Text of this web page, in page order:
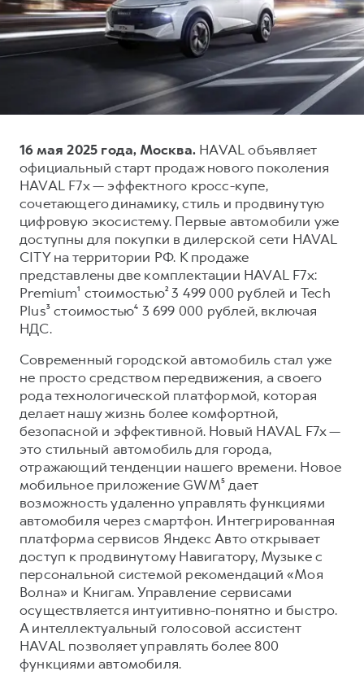
DARGO X
от 3 499 000 ₽
от 2 899 000 ₽
F7X
от 3 599 000 ₽
POER
от 3 449 000 ₽
Тест-драйв
Трейд-ин
КРЕДИТ И СТРАХОВАНИЕ
Страхование
Кредит
КОРПОРАТИВНЫМ КЛИЕНТАМ
Для малого бизнеса
Корпоративным клиентам
Крупным корпоративным клиентам
Система управления автопарком GWM Fleet
Сервис для корпоративных клиентов
HAVAL Лизинг
АКСЕССУАРЫ HAVAL
Автомобильные аксессуары
Коллекция CITY
Коллекция Базовая
Коллекция Детская
СЕРВИСНОЕ ОБСЛУЖИВАНИЕ
Нулевое ТО
Программа «Помощь на дороге»
Регламенты технического обслуживания
ПОДДЕРЖКА
GWM Безопасность
Гарантия HAVAL
Мобильное приложение GWM
Программа «HAVAL Защита+»
Руководства по эксплуатации
Подписки
АКСЕССУАРЫ HAVAL
Автомобильные аксессуары
Коллекция CITY
Коллекция Базовая
Коллекция Детская
О дилере
Наша команда
16 мая 2025 года, Москва. HAVAL объявляет
официальный старт продаж нового поколения
HAVAL F7x — эффектного кросс-купе,
сочетающего динамику, стиль и продвинутую
цифровую экосистему. Первые автомобили уже
доступны для покупки в дилерской сети HAVAL
CITY на территории РФ. К продаже
представлены две комплектации HAVAL F7x:
Premium¹ стоимостью² 3 499 000 рублей и Tech
Plus³ стоимостью⁴ 3 699 000 рублей, включая
НДС.
Современный городской автомобиль стал уже
не просто средством передвижения, а своего
рода технологической платформой, которая
делает нашу жизнь более комфортной,
безопасной и эффективной. Новый HAVAL F7x —
это стильный автомобиль для города,
отражающий тенденции нашего времени. Новое
мобильное приложение GWM⁵ дает
возможность удаленно управлять функциями
автомобиля через смартфон. Интегрированная
платформа сервисов Яндекс Авто открывает
доступ к продвинутому Навигатору, Музыке с
персональной системой рекомендаций «Моя
Волна» и Книгам. Управление сервисами
осуществляется интуитивно-понятно и быстро.
А интеллектуальный голосовой ассистент
HAVAL позволяет управлять более 800
функциями автомобиля.